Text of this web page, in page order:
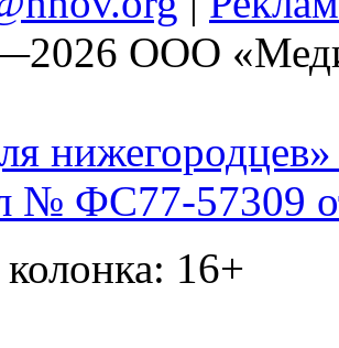
ООО
нижегородцев»
ФС77-57309
колонка: 16+